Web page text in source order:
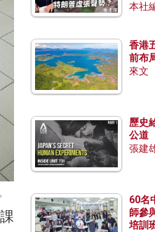
戰爭
本社
香港
前布
來文
歷史
公道
張建
60名
師參
培訓